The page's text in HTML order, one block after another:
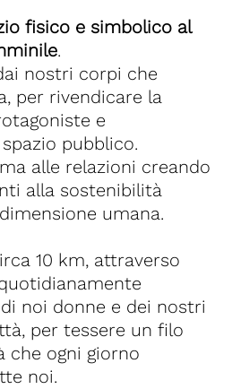
fisico e simbolico al
.
nostri corpi che
per rivendicare la
e
pubblico.
alle relazioni creando
alla sostenibilità
umana.
10 km, attraverso
noi donne e dei nostri
per tessere un filo
che ogni giorno
noi.